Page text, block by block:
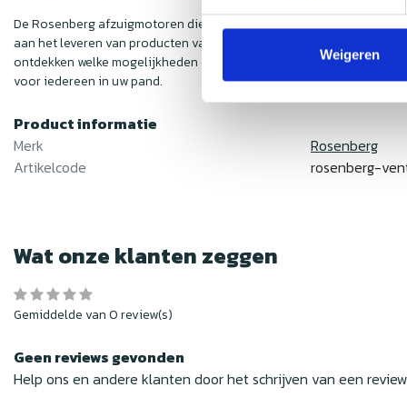
Weigeren
De Rosenberg afzuigmotoren die u bij Nedfan kunt aanschaffen,
aan het leveren van producten van de hoogste kwaliteit. Dit heeft
ontdekken welke mogelijkheden er zijn voor uw ventilatiesysteem.
voor iedereen in uw pand.
Product informatie
Merk
Rosenberg
Artikelcode
rosenberg-
Wat onze klanten zeggen
Gemiddelde van 0 review(s)
Geen reviews gevonden
Help ons en andere klanten door het schrijven van een review